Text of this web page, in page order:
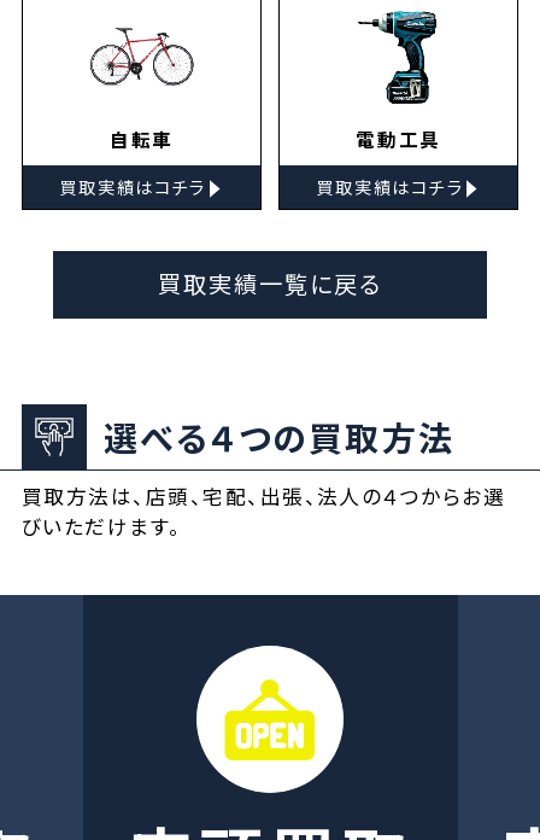
自転車
買取実績はコチラ ▸
電動工具
買取実績はコチラ ▸
買取実績一覧に戻る
選べる４つの買取方法
買取方法は、店頭、宅配、出張、法人の４つからお選
びいただけます。